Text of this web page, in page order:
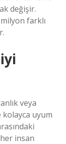
değişir.
farklı
veya
kolayca uyum
insan